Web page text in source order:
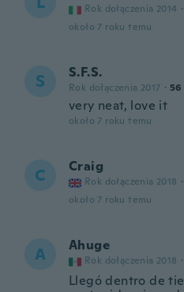
Rok dołączenia 2014 ·
około 7 roku temu
S S.F.S.
Rok dołączenia 2017 · 56
very neat, love it
około 7 roku temu
C Craig
Rok dołączenia 2018 ·
około 7 roku temu
A Ahuge
Rok dołączenia 2018 ·
Llegó dentro de